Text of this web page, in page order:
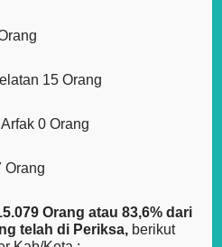
15 Orang
0 Orang
Orang
Orang atau 83,6% dari
telah di Periksa, berikut